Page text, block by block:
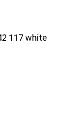
117 white